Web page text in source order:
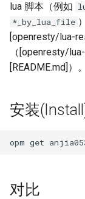
captcha
cgi
combined-
cookie-flag
lua 脚本（例如
*_by_lua_file
[openresty/lua-
（[openresty/
[README.md]）。
安装
opm get
对比